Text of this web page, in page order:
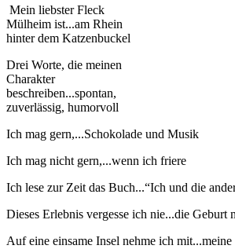
Mein liebster Fleck
Mülheim ist...am Rhein
hinter dem Katzenbuckel
Drei Worte, die meinen
Charakter
beschreiben...spontan,
zuverlässig, humorvoll
Ich mag gern,...Schokolade und Musik
Ich mag nicht gern,...wenn ich friere
Ich lese zur Zeit das Buch...“Ich und die
Dieses Erlebnis vergesse ich nie...die Geburt
Auf eine einsame Insel nehme ich